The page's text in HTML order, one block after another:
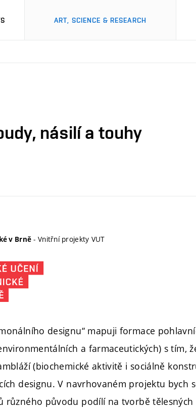
ART, SCIENCE & RESEARCH
násilí a touhy
v Brně - Vnitřní projekty VUT
designu“ mapuji formace
a farmaceutických) s tím,
(biochemické aktivitě i sociálně
designu. V navrhovaném projektu bych
různého původu podílí na tvorbě